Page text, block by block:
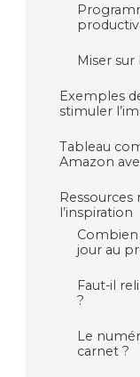
Miser
Exemples
stimuler
Tableau
Amazon
l’inspiration
jour au
Faut-il
?
Le
carnet ?